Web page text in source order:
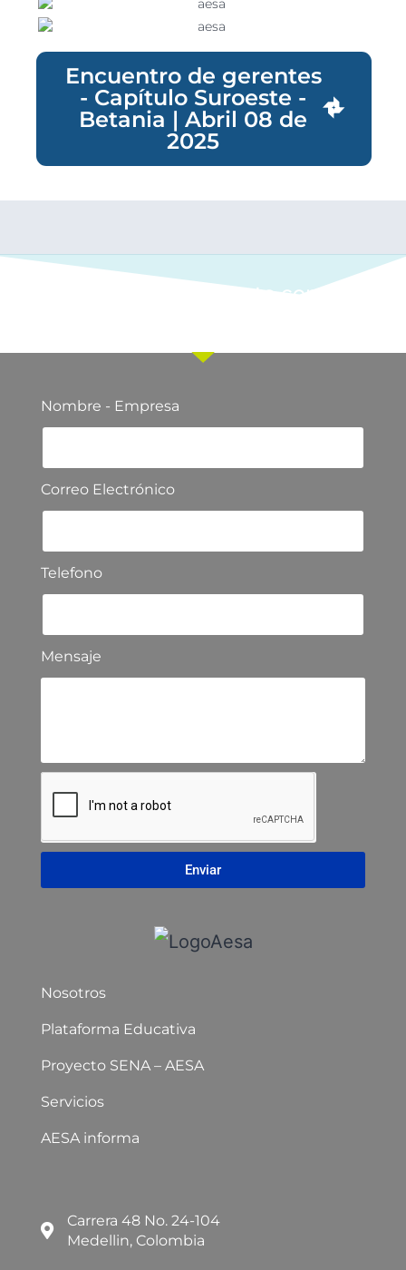
Encuentro de gerentes
- Capítulo Suroeste -
Betania | Abril 08 de
2025
Ponte en contacto con
Nombre - Empresa
Correo Electrónico
Telefono
Mensaje
Enviar
Nosotros
Plataforma Educativa
Proyecto SENA – AESA
Servicios
AESA informa
Carrera 48 No. 24-104
Medellin, Colombia